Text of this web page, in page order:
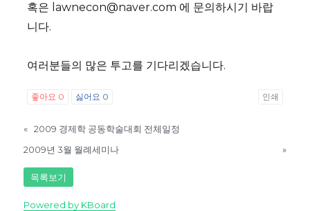
혹은 lawnecon@naver.com 에 문의하시기 바랍
니다.
여러분들의 많은 투고를 기다리겠습니다.
좋아요 0 싫어요 0 인쇄
« 2009 경제학 공동학술대회 전체일정
2009년 3월 월례세미나
»
목록보기
Powered by KBoard